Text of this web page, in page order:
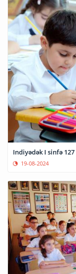
Indiyədək I sinfə
19-08-2024